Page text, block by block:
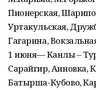
Пионерская,
Уртакульская,
Гагарина,
1 июня— Канлы –
Сарайгир, Анновка,
Батырша-Кубово,